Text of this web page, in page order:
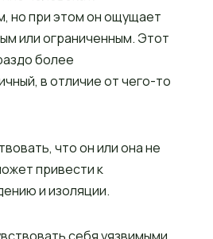
но при этом он ощущает
или ограниченным. Этот
более
в отличие от чего-то
что он или она не
привести к
и изоляции.